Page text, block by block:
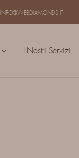
INFO@WEBDIAMONDS.IT
I Nostri Servizi